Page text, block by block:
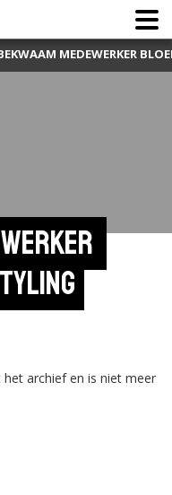
MEDEWERKER
archief en is niet meer